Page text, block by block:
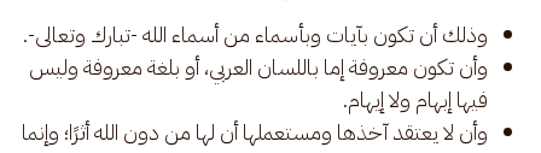
وذلك أن تكون بآيات وبأسماء من أسماء الله -تبارك وتعالى-.
وأن تكون معروفة إما باللسان العربي، أو بلغة معروفة وليس
فيها إبهام ولا إيهام.
وأن لا يعتقد آخذها ومستعملها أن لها من دون الله أثرًا؛ وإنما